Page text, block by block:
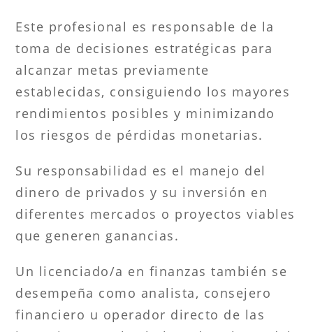
Este profesional es responsable de la
toma de decisiones estratégicas para
alcanzar metas previamente
establecidas, consiguiendo los mayores
rendimientos posibles y minimizando
los riesgos de pérdidas monetarias.
Su responsabilidad es el manejo del
dinero de privados y su inversión en
diferentes mercados o proyectos viables
que generen ganancias.
Un licenciado/a en finanzas también se
desempeña como analista, consejero
financiero u operador directo de las